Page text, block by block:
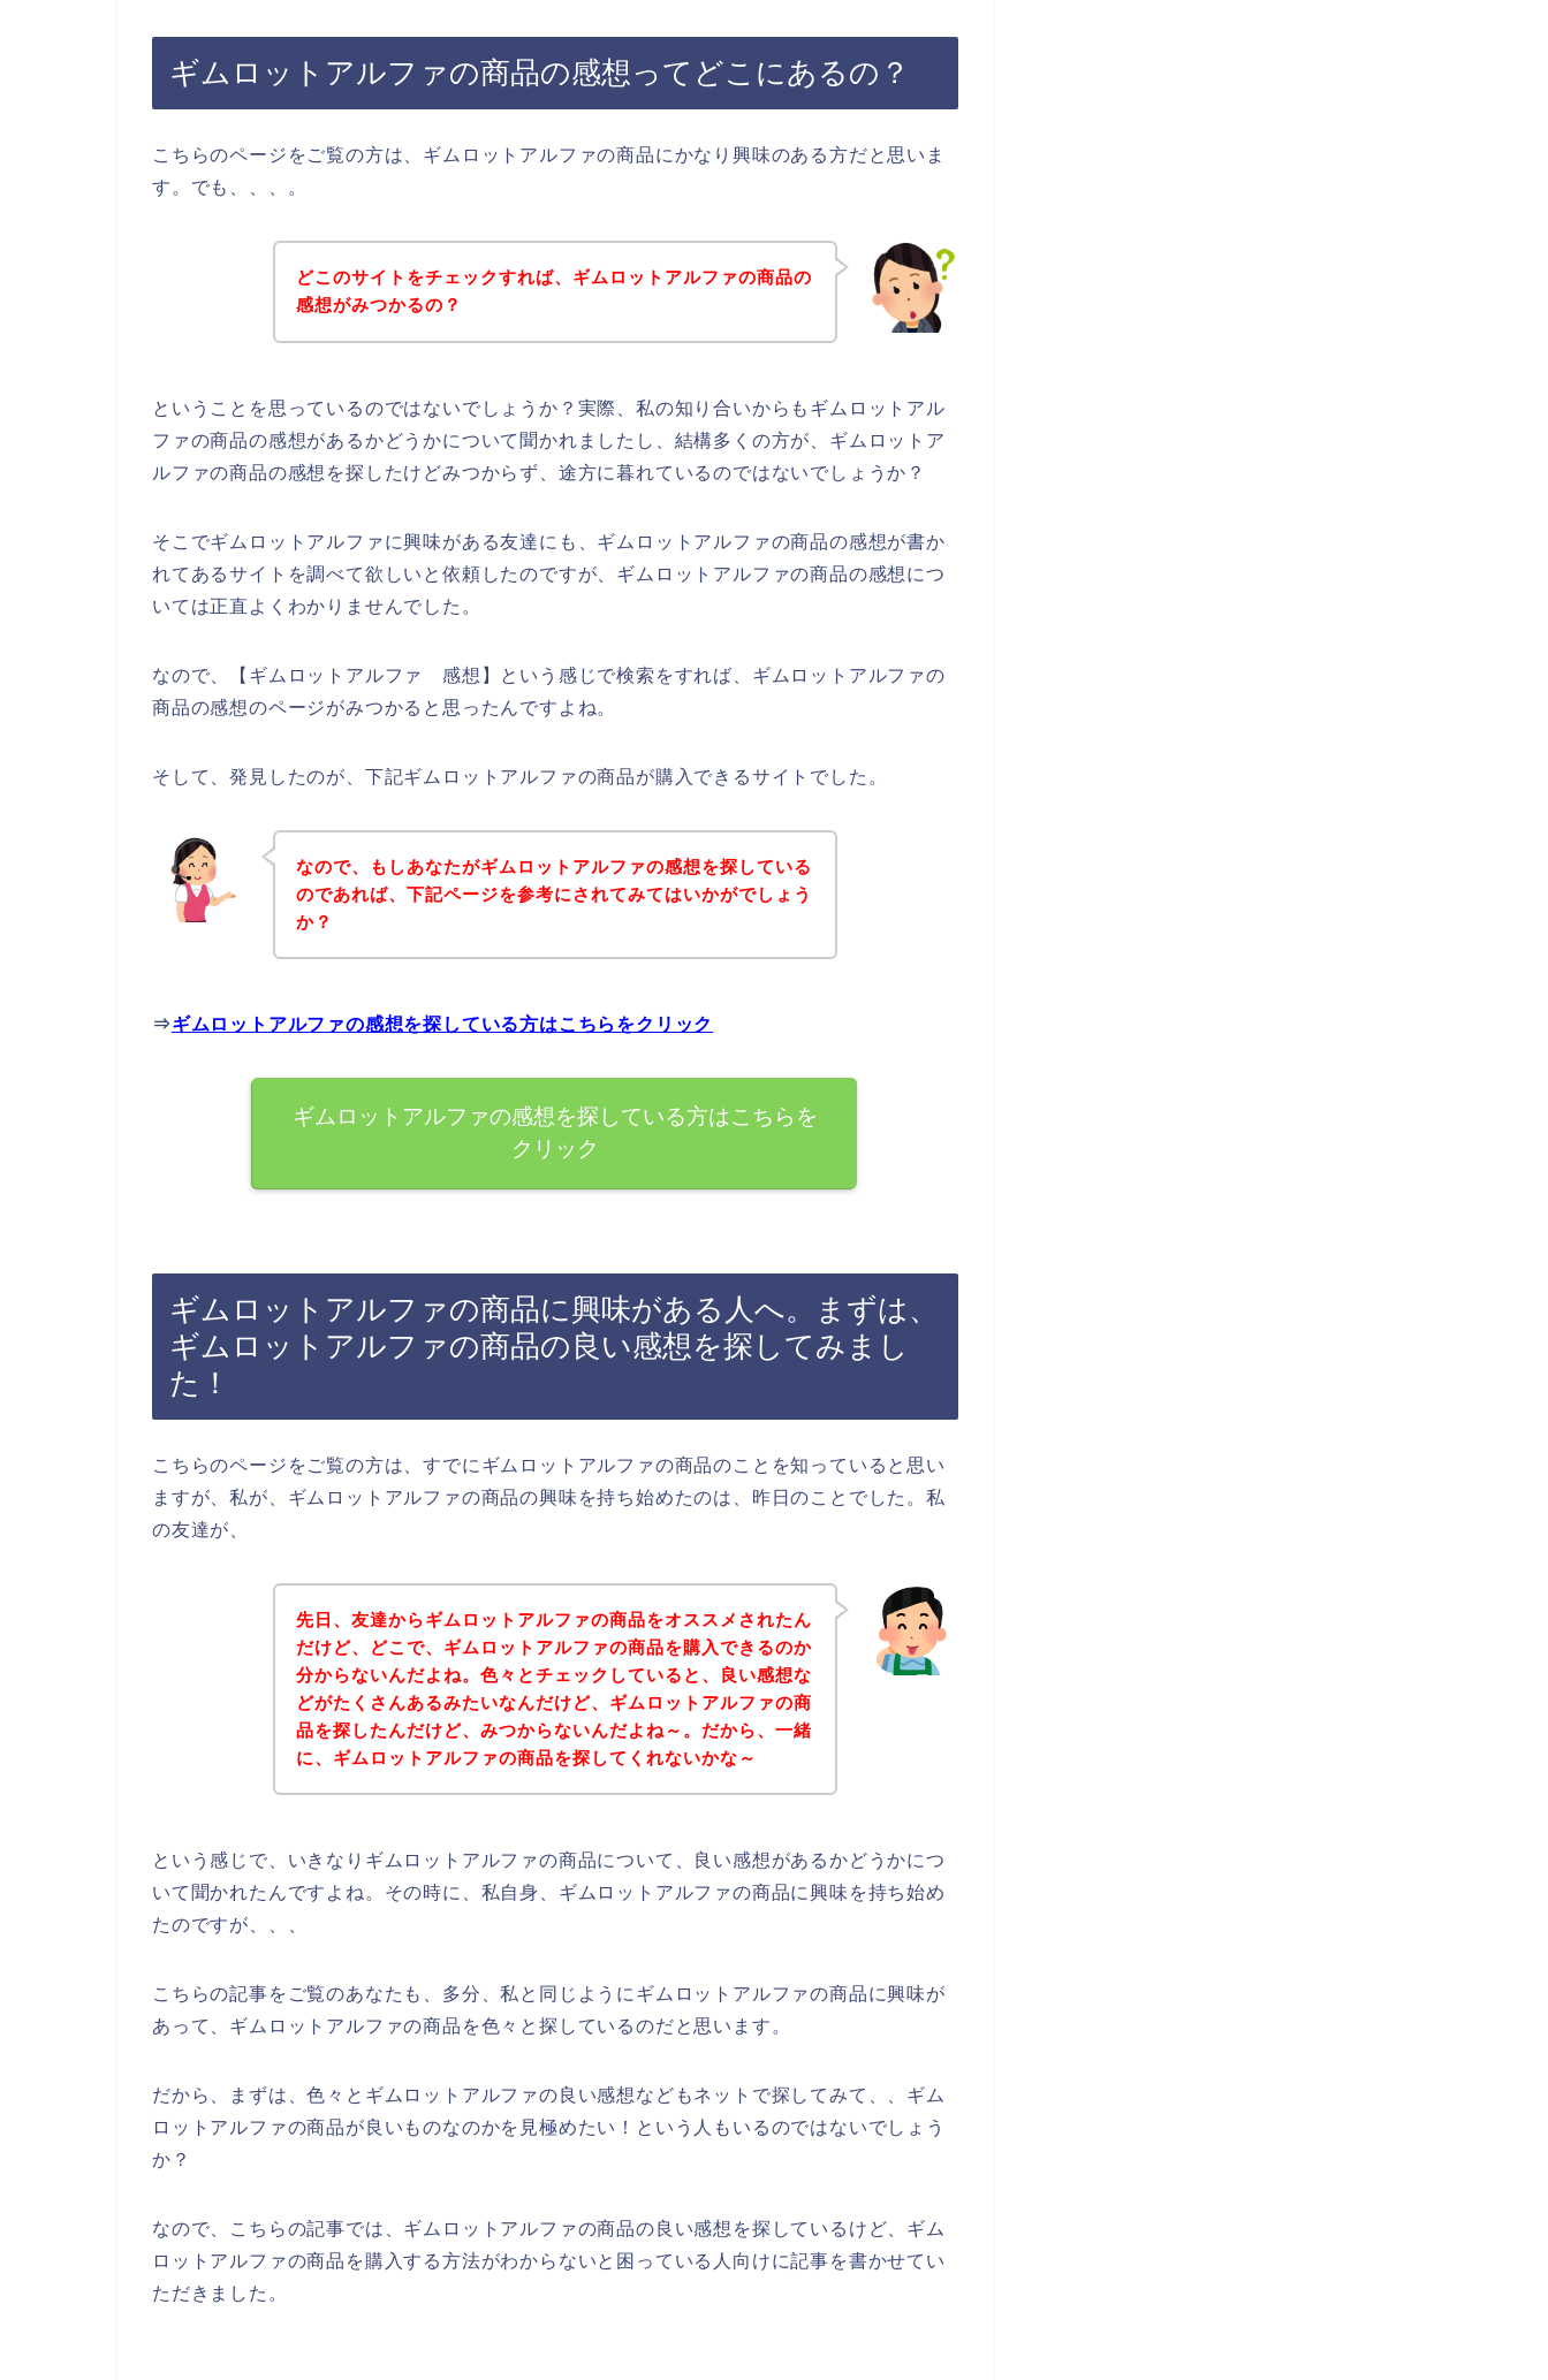
ギムロットアルファの商品の感想ってどこにあるの？
こちらのページをご覧の方は、ギムロットアルファの商品にかなり興味のある方だと思いま
す。でも、、、。
どこのサイトをチェックすれば、ギムロットアルファの商品の
感想がみつかるの？
ということを思っているのではないでしょうか？実際、私の知り合いからもギムロットアル
ファの商品の感想があるかどうかについて聞かれましたし、結構多くの方が、ギムロットア
ルファの商品の感想を探したけどみつからず、途方に暮れているのではないでしょうか？
そこでギムロットアルファに興味がある友達にも、ギムロットアルファの商品の感想が書か
れてあるサイトを調べて欲しいと依頼したのですが、ギムロットアルファの商品の感想につ
いては正直よくわかりませんでした。
なので、【ギムロットアルファ 感想】という感じで検索をすれば、ギムロットアルファの
商品の感想のページがみつかると思ったんですよね。
そして、発見したのが、下記ギムロットアルファの商品が購入できるサイトでした。
なので、もしあなたがギムロットアルファの感想を探している
のであれば、下記ページを参考にされてみてはいかがでしょう
か？
⇒ギムロットアルファの感想を探している方はこちらをクリック
ギムロットアルファの感想を探している方はこちらを
クリック
ギムロットアルファの商品に興味がある人へ。まずは、
ギムロットアルファの商品の良い感想を探してみまし
た！
こちらのページをご覧の方は、すでにギムロットアルファの商品のことを知っていると思い
ますが、私が、ギムロットアルファの商品の興味を持ち始めたのは、昨日のことでした。私
の友達が、
先日、友達からギムロットアルファの商品をオススメされたん
だけど、どこで、ギムロットアルファの商品を購入できるのか
分からないんだよね。色々とチェックしていると、良い感想な
どがたくさんあるみたいなんだけど、ギムロットアルファの商
品を探したんだけど、みつからないんだよね～。だから、一緒
に、ギムロットアルファの商品を探してくれないかな～
という感じで、いきなりギムロットアルファの商品について、良い感想があるかどうかにつ
いて聞かれたんですよね。その時に、私自身、ギムロットアルファの商品に興味を持ち始め
たのですが、、、
こちらの記事をご覧のあなたも、多分、私と同じようにギムロットアルファの商品に興味が
あって、ギムロットアルファの商品を色々と探しているのだと思います。
だから、まずは、色々とギムロットアルファの良い感想などもネットで探してみて、、ギム
ロットアルファの商品が良いものなのかを見極めたい！という人もいるのではないでしょう
か？
なので、こちらの記事では、ギムロットアルファの商品の良い感想を探しているけど、ギム
ロットアルファの商品を購入する方法がわからないと困っている人向けに記事を書かせてい
ただきました。